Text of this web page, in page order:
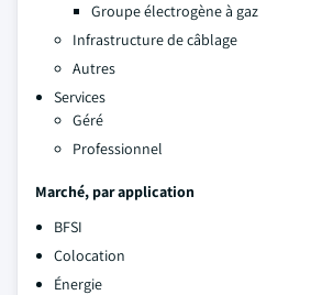
Groupe électrogène à gaz
Infrastructure de câblage
Autres
Services
Géré
Professionnel
Marché, par application
BFSI
Colocation
Énergie